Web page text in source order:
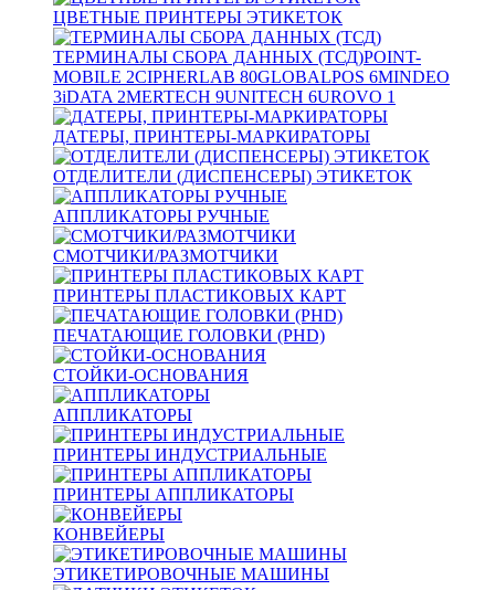
ЦВЕТНЫЕ ПРИНТЕРЫ ЭТИКЕТОК
ТЕРМИНАЛЫ СБОРА ДАННЫХ (ТСД)POINT-
MOBILE 2CIPHERLAB 80GLOBALPOS 6MINDEO
3iDATA 2MERTECH 9UNITECH 6UROVO 1
ДАТЕРЫ, ПРИНТЕРЫ-МАРКИРАТОРЫ
ОТДЕЛИТЕЛИ (ДИСПЕНСЕРЫ) ЭТИКЕТОК
АППЛИКАТОРЫ РУЧНЫЕ
СМОТЧИКИ/РАЗМОТЧИКИ
ПРИНТЕРЫ ПЛАСТИКОВЫХ КАРТ
ПЕЧАТАЮЩИЕ ГОЛОВКИ (PHD)
СТОЙКИ-ОСНОВАНИЯ
АППЛИКАТОРЫ
ПРИНТЕРЫ ИНДУСТРИАЛЬНЫЕ
ПРИНТЕРЫ АППЛИКАТОРЫ
КОНВЕЙЕРЫ
ЭТИКЕТИРОВОЧНЫЕ МАШИНЫ